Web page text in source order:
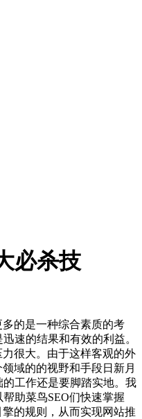
必杀技
的是一种综合素质的考
速的结果和有效的利益。
很大。由于这样客观的外
域的的视野和手段日新月
工作还是要脚踏实地。我
助菜鸟SEO们快速掌握
的规则，从而实现网站推